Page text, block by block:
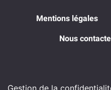
Mentions légales
Nous